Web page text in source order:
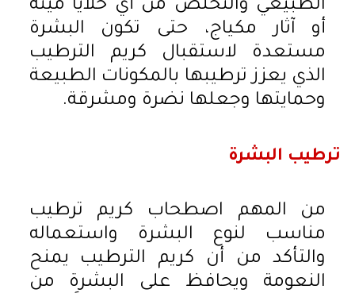
الطبيعي والتخلص من أي خلايا ميتة
أو آثار مكياج، حتى تكون البشرة
مستعدة لاستقبال كريم الترطيب
الذي يعزز ترطيبها بالمكونات الطبيعة
وحمايتها وجعلها نضرة ومشرقة.
ترطيب البشرة
من المهم اصطحاب كريم ترطيب
مناسب لنوع البشرة واستعماله
والتأكد من أن كريم الترطيب يمنح
النعومة ويحافظ على البشرة من